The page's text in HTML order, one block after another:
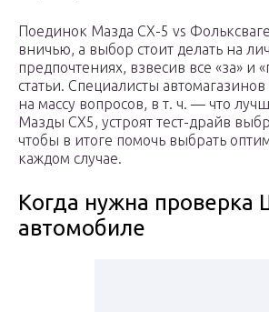
Поединок Мазда CX-5 vs
вничью, а выбор стоит делать на
предпочтениях, взвесив все «за» и
статьи. Специалисты
на массу вопросов, в т. ч. — что
Мазды СХ5, устроят тест-драйв
чтобы в итоге помочь выбрать
каждом случае.
Когда нужна проверка
автомобиле